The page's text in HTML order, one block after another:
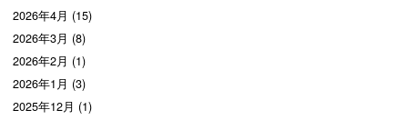
2026年4月 (15)
2026年3月 (8)
2026年2月 (1)
2026年1月 (3)
2025年12月 (1)